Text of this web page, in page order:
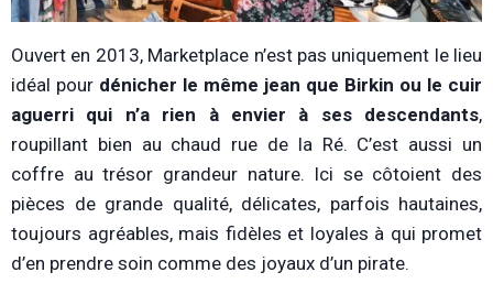
Ouvert en 2013, Marketplace n’est pas uniquement le lieu
idéal pour dénicher le même jean que Birkin ou le cuir
aguerri qui n’a rien à envier à ses descendants,
roupillant bien au chaud rue de la Ré. C’est aussi un
coffre au trésor grandeur nature. Ici se côtoient des
pièces de grande qualité, délicates, parfois hautaines,
toujours agréables, mais fidèles et loyales à qui promet
d’en prendre soin comme des joyaux d’un pirate.